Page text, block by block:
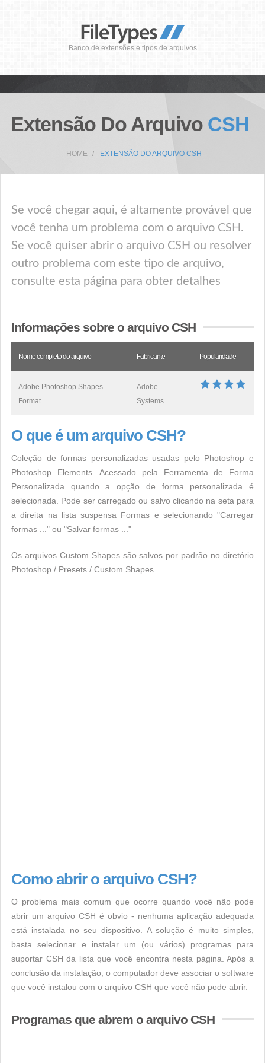
Banco de extensões e tipos de arquivos
Extensão Do Arquivo CSH
HOME EXTENSÃO DO ARQUIVO CSH
Se você chegar aqui, é altamente provável que
você tenha um problema com o arquivo CSH.
Se você quiser abrir o arquivo CSH ou resolver
outro problema com este tipo de arquivo,
consulte esta página para obter detalhes
Informações sobre o arquivo CSH
Nome completo do arquivo Fabricante Popularidade
Adobe Photoshop Shapes
Format
Adobe
Systems
O que é um arquivo CSH?
Coleção de formas personalizadas usadas pelo Photoshop e
Photoshop Elements. Acessado pela Ferramenta de Forma
Personalizada quando a opção de forma personalizada é
selecionada. Pode ser carregado ou salvo clicando na seta para
a direita na lista suspensa Formas e selecionando "Carregar
formas ..." ou "Salvar formas ..."
Os arquivos Custom Shapes são salvos por padrão no diretório
Photoshop / Presets / Custom Shapes.
Como abrir o arquivo CSH?
O problema mais comum que ocorre quando você não pode
abrir um arquivo CSH é obvio - nenhuma aplicação adequada
está instalada no seu dispositivo. A solução é muito simples,
basta selecionar e instalar um (ou vários) programas para
suportar CSH da lista que você encontra nesta página. Após a
conclusão da instalação, o computador deve associar o software
que você instalou com o arquivo CSH que você não pode abrir.
Programas que abrem o arquivo CSH